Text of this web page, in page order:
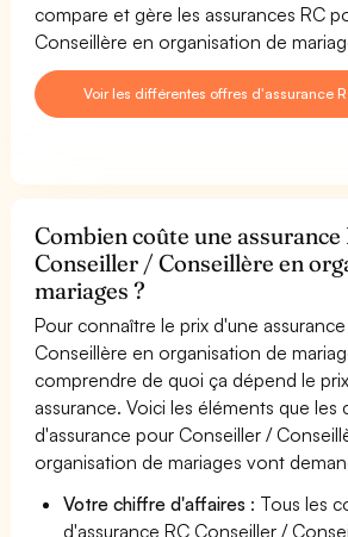
compare et gère les assurances RC
Conseillère en organisation de
Voir les différentes offres d'assurance
Combien coûte une assurance
Conseiller / Conseillère en
mariages ?
Pour connaître le prix d'une
Conseillère en organisation de
comprendre de quoi ça dépend le
assurance. Voici les éléments que les
d'assurance pour Conseiller /
organisation de mariages vont
Votre chiffre d'affaires : Tous les
d'assurance RC Conseiller /